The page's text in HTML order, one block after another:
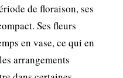
de floraison, ses
Ses fleurs
en vase, ce qui en
arrangements